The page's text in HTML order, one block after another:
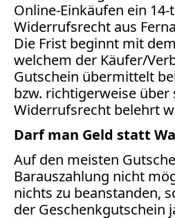
Online-Einkäufen ein 14-
Widerrufsrecht aus
Die Frist beginnt mit
welchem der Käufer/
Gutschein übermittelt
bzw. richtigerweise über
Widerrufsrecht belehrt
Darf man Geld statt
Auf den meisten
Barauszahlung nicht
nichts zu beanstanden,
der Geschenkgutschein